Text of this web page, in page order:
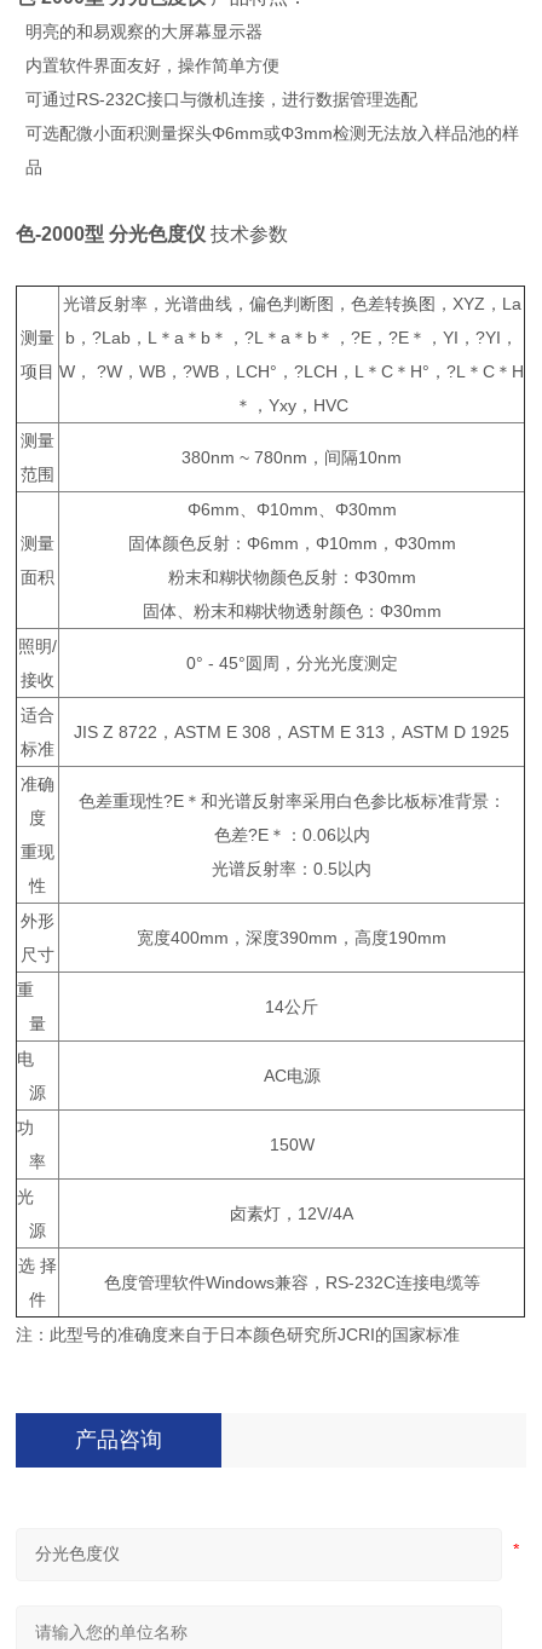
明亮的和易观察的大屏幕显示器
内置软件界面友好，操作简单方便
可通过RS-232C接口与微机连接，进行数据管理选配
可选配微小面积测量探头Φ6mm或Φ3mm检测无法放入样品池的样
品
色-2000型 分光色度仪技术参数
测量
项目
光谱反射率，光谱曲线，偏色判断图，色差转换图，XYZ，La
b，?Lab，L＊a＊b＊，?L＊a＊b＊，?E，?E＊，YI，?YI，
W， ?W，WB，?WB，LCH°，?LCH，L＊C＊H°，?L＊C＊H
＊，Yxy，HVC
测量
范围
380nm ~ 780nm，间隔10nm
测量
面积
Φ6mm、Φ10mm、Φ30mm
固体颜色反射：Φ6mm，Φ10mm，Φ30mm
粉末和糊状物颜色反射：Φ30mm
固体、粉末和糊状物透射颜色：Φ30mm
照明/
接收
0° - 45°圆周，分光光度测定
适合
标准
JIS Z 8722，ASTM E 308，ASTM E 313，ASTM D 1925
准确
度
重现
性
色差重现性?E＊和光谱反射率采用白色参比板标准背景：
色差?E＊：0.06以内
光谱反射率：0.5以内
外形
尺寸
宽度400mm，深度390mm，高度190mm
重
量
14公斤
电
源
AC电源
功
率
150W
光
源
卤素灯，12V/4A
选 择
件
色度管理软件Windows兼容，RS-232C连接电缆等
注：此型号的准确度来自于日本颜色研究所JCRI的国家标准
产品咨询